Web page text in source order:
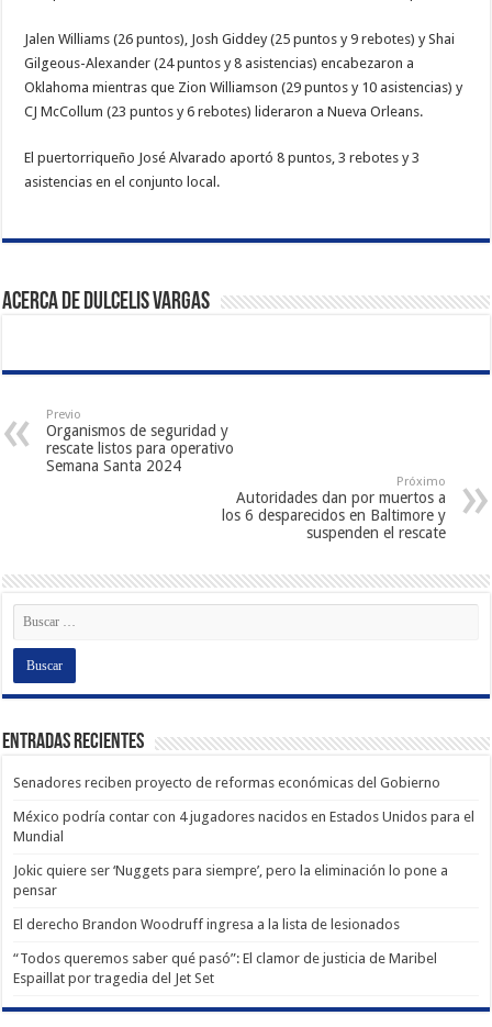
Jalen Williams (26 puntos), Josh Giddey (25 puntos y 9 rebotes) y Shai
Gilgeous-Alexander (24 puntos y 8 asistencias) encabezaron a
Oklahoma mientras que Zion Williamson (29 puntos y 10 asistencias) y
CJ McCollum (23 puntos y 6 rebotes) lideraron a Nueva Orleans.
El puertorriqueño José Alvarado aportó 8 puntos, 3 rebotes y 3
asistencias en el conjunto local.
Acerca de Dulcelis Vargas
Previo
Organismos de seguridad y
rescate listos para operativo
Semana Santa 2024
Próximo
Autoridades dan por muertos a
los 6 desparecidos en Baltimore y
suspenden el rescate
Entradas recientes
Senadores reciben proyecto de reformas económicas del Gobierno
México podría contar con 4 jugadores nacidos en Estados Unidos para el
Mundial
Jokic quiere ser ‘Nuggets para siempre’, pero la eliminación lo pone a
pensar
El derecho Brandon Woodruff ingresa a la lista de lesionados
“Todos queremos saber qué pasó”: El clamor de justicia de Maribel
Espaillat por tragedia del Jet Set